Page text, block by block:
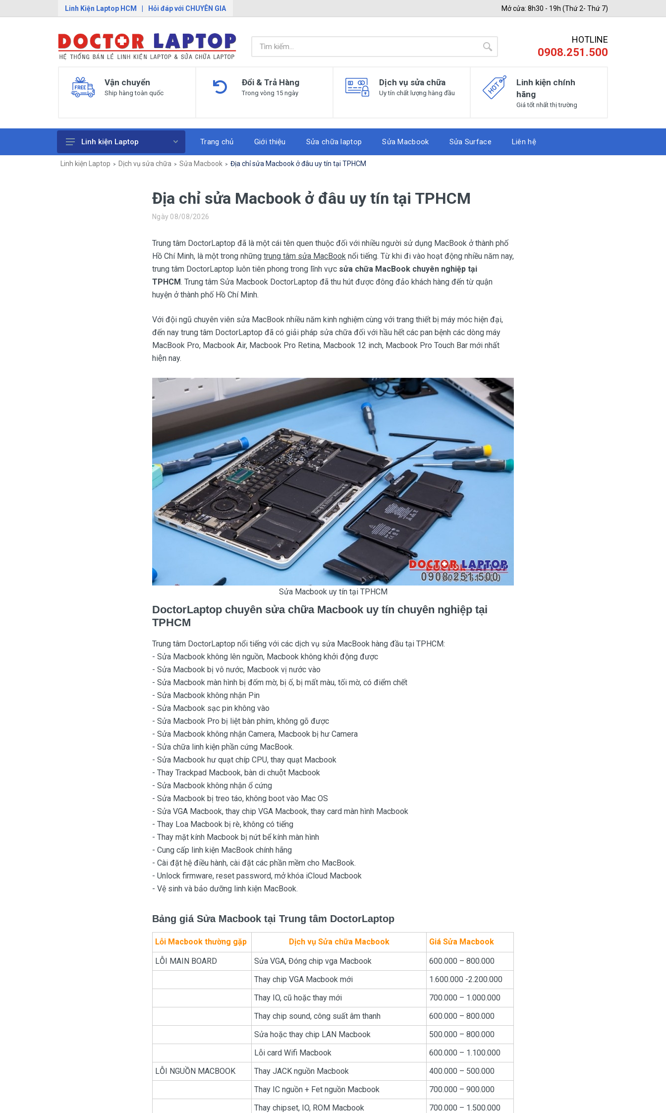
Linh Kiện Laptop HCM | Hỏi đáp với CHUYÊN GIA Mở cửa: 8h30 - 19h (Thứ 2- Thứ 7)
HOTLINE
0908.251.500
Vận chuyển
Ship hàng toàn quốc
Đổi & Trả Hàng
Trong vòng 15 ngày
Dịch vụ sửa chữa
Uy tín chất lượng hàng đầu
Linh kiện chính
hãng
Giá tốt nhất thị trường
Pin Laptop
Thay màn hình Surface Pro
Linh kiện Laptop Trang chủ Giới thiệu Sửa chữa laptop Sửa Macbook Sửa Surface Liên hệ
Linh kiện Laptop Dịch vụ sửa chữa Sửa Macbook Địa chỉ sửa Macbook ở đâu uy tín tại TPHCM
Địa chỉ sửa Macbook ở đâu uy tín tại TPHCM
Ngày 08/08/2026
Trung tâm DoctorLaptop đã là một cái tên quen thuộc đối với nhiều người sử dụng MacBook ở thành phố
Hồ Chí Minh, là một trong những trung tâm sửa MacBook nổi tiếng. Từ khi đi vào hoạt động nhiều năm nay,
trung tâm DoctorLaptop luôn tiên phong trong lĩnh vực sửa chữa MacBook chuyên nghiệp tại
TPHCM. Trung tâm Sửa Macbook DoctorLaptop đã thu hút được đông đảo khách hàng đến từ quận
huyện ở thành phố Hồ Chí Minh.
Với đội ngũ chuyên viên sửa MacBook nhiều năm kinh nghiệm cùng với trang thiết bị máy móc hiện đại,
đến nay trung tâm DoctorLaptop đã có giải pháp sửa chữa đối với hầu hết các pan bệnh các dòng máy
MacBook Pro, Macbook Air, Macbook Pro Retina, Macbook 12 inch, Macbook Pro Touch Bar mới nhất
hiện nay.
Sửa Macbook uy tín tại TPHCM
DoctorLaptop chuyên sửa chữa Macbook uy tín chuyên nghiệp tại
TPHCM
Trung tâm DoctorLaptop nổi tiếng với các dịch vụ sửa MacBook hàng đầu tại TPHCM:
- Sửa Macbook không lên nguồn, Macbook không khởi động được
- Sửa Macbook bị vô nước, Macbook vị nước vào
- Sửa Macbook màn hình bị đốm mờ, bị ố, bị mất màu, tối mờ, có điểm chết
- Sửa Macbook không nhận Pin
- Sửa Macbook sạc pin không vào
- Sửa Macbook Pro bị liệt bàn phím, không gõ được
- Sửa Macbook không nhận Camera, Macbook bị hư Camera
- Sửa chữa linh kiện phần cứng MacBook.
- Sửa Macbook hư quạt chíp CPU, thay quạt Macbook
- Thay Trackpad Macbook, bàn di chuột Macbook
- Sửa Macbook không nhận ổ cứng
- Sửa Macbook bị treo táo, không boot vào Mac OS
- Sửa VGA Macbook, thay chip VGA Macbook, thay card màn hình Macbook
- Thay Loa Macbook bị rè, không có tiếng
- Thay mặt kính Macbook bị nứt bể kính màn hình
- Cung cấp linh kiện MacBook chính hãng
- Cài đặt hệ điều hành, cài đặt các phần mềm cho MacBook.
- Unlock firmware, reset password, mở khóa iCloud Macbook
- Vệ sinh và bảo dưỡng linh kiện MacBook.
Bảng giá Sửa Macbook tại Trung tâm DoctorLaptop
Lỗi Macbook thường gặp Dịch vụ Sửa chữa Macbook Giá Sửa Macbook
LỖI MAIN BOARD Sửa VGA, Đóng chip vga Macbook
600.000 – 800.000
Thay chip VGA Macbook mới
1.600.000 -2.200.000
Thay IO, cũ hoặc thay mới
700.000 – 1.000.000
Thay chip sound, công suất âm thanh
600.000 – 800.000
Sửa hoặc thay chip LAN Macbook
500.000 – 800.000
Lỗi card Wifi Macbook
600.000 – 1.100.000
LỖI NGUỒN MACBOOK
Thay JACK nguồn Macbook
400.000 – 500.000
Thay IC nguồn + Fet nguồn Macbook
700.000 – 900.000
Thay chipset, IO, ROM Macbook
700.000 – 1.500.000